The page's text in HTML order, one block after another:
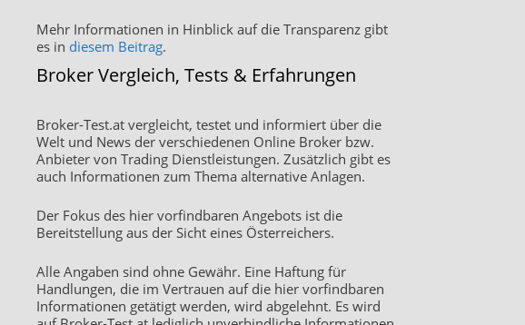
Mehr Informationen in Hinblick auf die Transparenz gibt
es in diesem Beitrag.
Broker Vergleich, Tests & Erfahrungen
Broker-Test.at vergleicht, testet und informiert über die
Welt und News der verschiedenen Online Broker bzw.
Anbieter von Trading Dienstleistungen. Zusätzlich gibt es
auch Informationen zum Thema alternative Anlagen.
Der Fokus des hier vorfindbaren Angebots ist die
Bereitstellung aus der Sicht eines Österreichers.
Alle Angaben sind ohne Gewähr. Eine Haftung für
Handlungen, die im Vertrauen auf die hier vorfindbaren
Informationen getätigt werden, wird abgelehnt. Es wird